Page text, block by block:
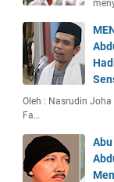
Oleh : Nasrudin
Fa…